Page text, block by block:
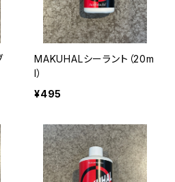
MAKUHALシーラント（20m
l）
¥495